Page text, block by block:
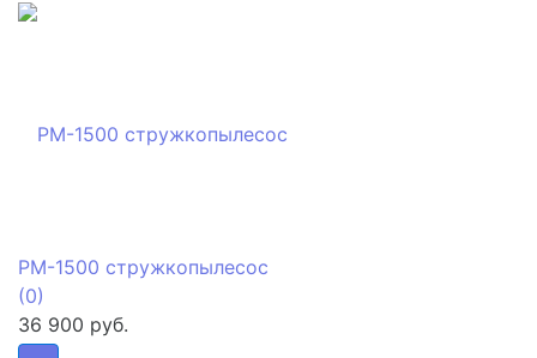
PM-1500 стружкопылесос
(0)
36 900 руб.